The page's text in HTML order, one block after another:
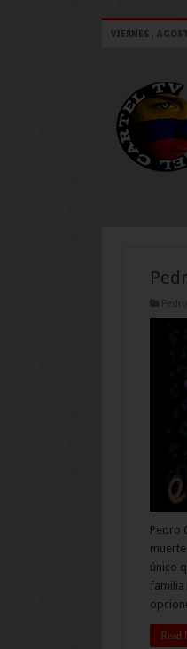
VIERNES ,
Pedro
único
familia
Read